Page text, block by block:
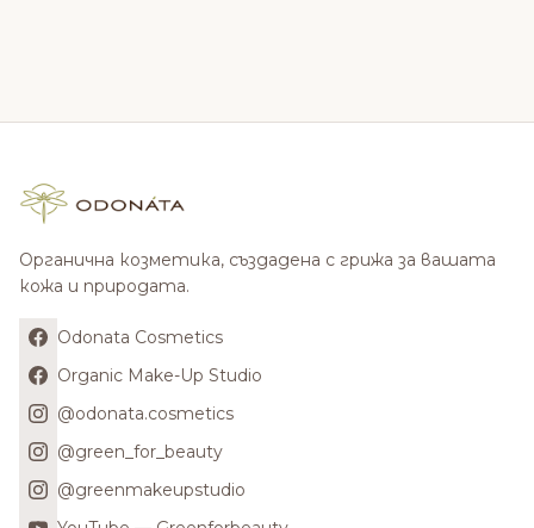
Органична козметика, създадена с грижа за вашата
кожа и природата.
Odonata Cosmetics
Organic Make-Up Studio
@odonata.cosmetics
@green_for_beauty
@greenmakeupstudio